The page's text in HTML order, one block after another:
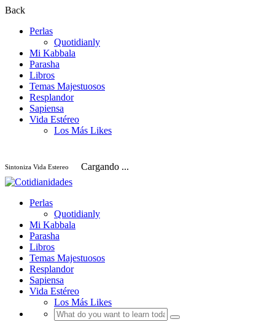
Back
Perlas
Quotidianly
Mi Kabbala
Parasha
Libros
Temas Majestuosos
Resplandor
Sapiensa
Vida Estéreo
Los Más Likes
Sintoniza Vida Estereo Cargando ...
Perlas
Quotidianly
Mi Kabbala
Parasha
Libros
Temas Majestuosos
Resplandor
Sapiensa
Vida Estéreo
Los Más Likes